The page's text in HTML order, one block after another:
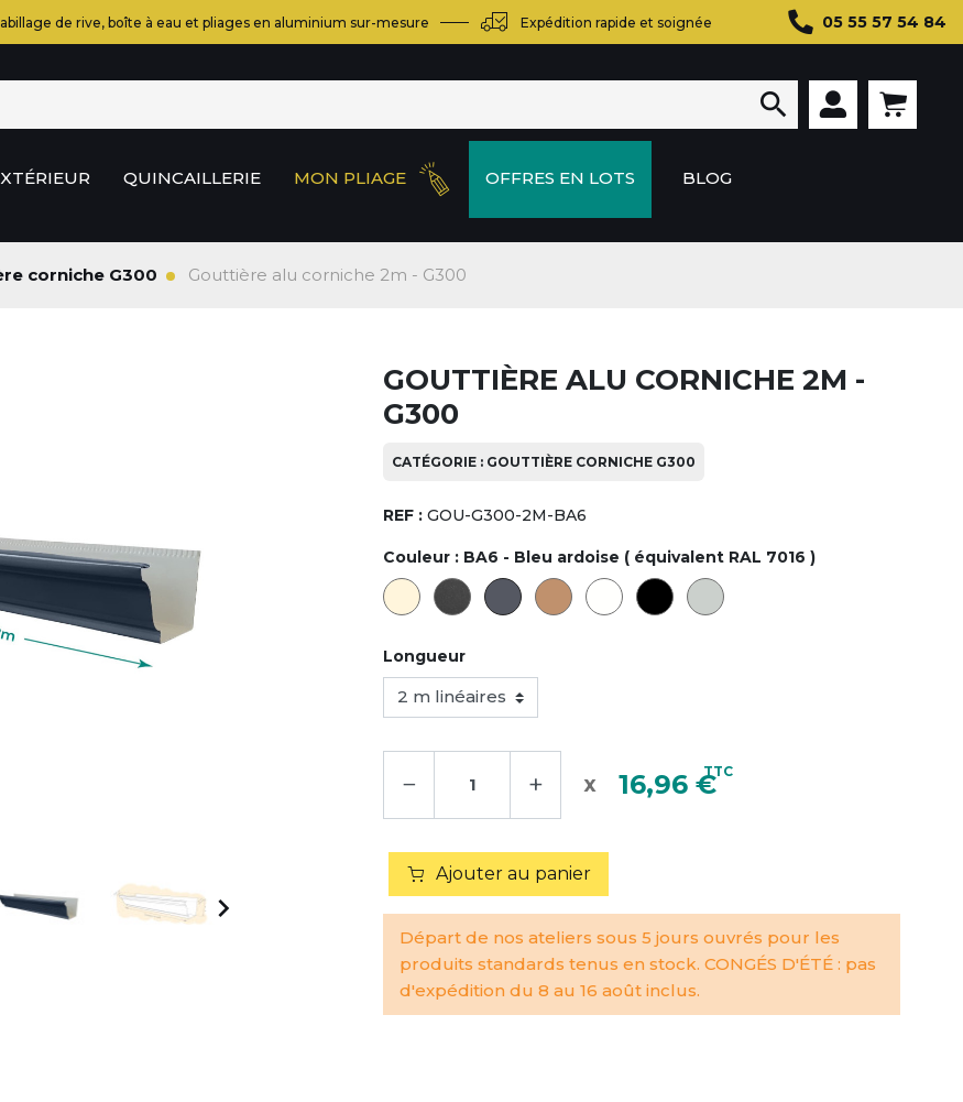
de rive, boîte à eau et pliages en aluminium sur-mesure Expédition rapide et soignée 05 55 57 54 84
QUINCAILLERIE MON PLIAGE OFFRES EN LOTS BLOG

corniche G300 Gouttière alu corniche 2m - G300

GOUTTIÈRE ALU CORNICHE 2M -
G300
CATÉGORIE : GOUTTIÈRE CORNICHE G300
REF : GOU-G300-2M-BA6
Couleur : BA6 - Bleu ardoise ( équivalent RAL 7016 )
Longueur
− + 16,96 €TTC
Ajouter au panier
Départ de nos ateliers sous 5 jours ouvrés pour les
produits standards tenus en stock. CONGÉS D'ÉTÉ : pas
d'expédition du 8 au 16 août inclus.